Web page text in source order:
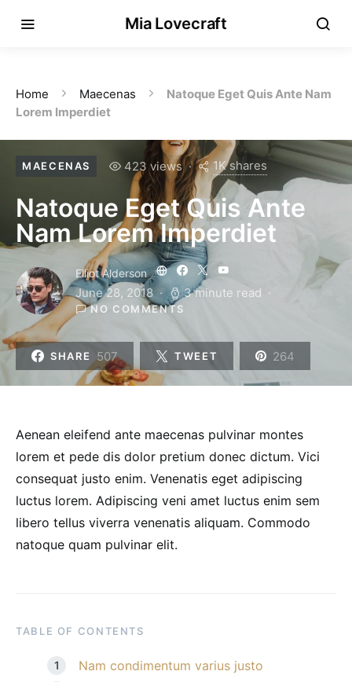
Mia Lovecraft
Home Maecenas
Natoque Eget Quis Ante Nam
Lorem Imperdiet
MAECENAS 423 views 1K shares
Natoque Eget Quis Ante
Nam Lorem Imperdiet
Elliot Alderson
June 28, 2018 3 minute read
NO COMMENTS
SHARE 507 TWEET 264
Aenean eleifend ante maecenas pulvinar montes
lorem et pede dis dolor pretium donec dictum. Vici
consequat justo enim. Venenatis eget adipiscing
luctus lorem. Adipiscing veni amet luctus enim sem
libero tellus viverra venenatis aliquam. Commodo
natoque quam pulvinar elit.
TABLE OF CONTENTS
Nam condimentum varius justo